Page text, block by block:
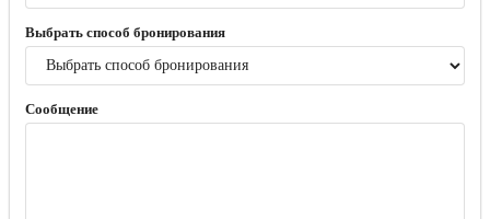
Выбрать способ бронирования
Сообщение